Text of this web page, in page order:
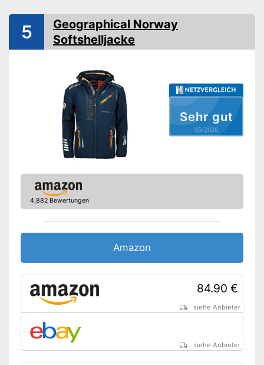
Wasserabweisend
Wärmeisolation
Seitentaschen
Brusttasche
Reißverschluss-Taschen
Versehen mit Reißverschluss-
Zusätzlicher Stauraum in den
Ist wärmeisolierend
Amazon Lieferzeit
Sehr gut
05/2026
5
Geographical Norway
Softshelljacke
4,882 Bewertungen
Amazon
84.90 €
siehe Anbieter
siehe Anbieter